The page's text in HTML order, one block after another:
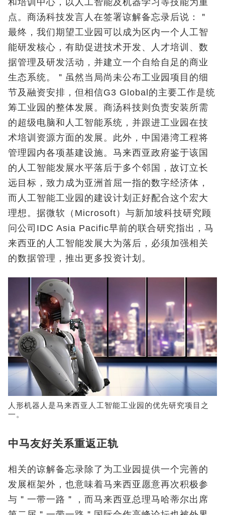
和培训中心，以人工智能及机器学习等技能为重
点。商汤科技发言人在签署谅解备忘录后说：＂
最终，我们期望工业园可以成为区内一个人工智
能研发核心，有助促进技术开发、人才培训、数
据管理及研发活动，并建立一个自给自足的商业
生态系统。＂虽然当局尚未公布工业园项目的细
节及融资安排，但相信G3 Global的主要工作是统
筹工业园的整体发展。商汤科技则负责安装所需
的超级电脑和人工智能系统，并跟进工业园在技
术培训资源方面的发展。此外，中国港湾工程将
管理园内各项基建设施。马来西亚政府鉴于该国
的人工智能发展水平落后于多个邻国，故订立长
远目标，致力成为亚洲首屈一指的数字经济体，
而人工智能工业园的建设计划正好配合这个宏大
理想。据微软（Microsoft）与新加坡科技研究顾
问公司IDC Asia Pacific早前的联合研究指出，马
来西亚的人工智能发展大为落后，必须加强相关
的数据管理，推出更多投资计划。
人形机器人是马来西亚人工智能工业园的优先研究项目之
一。
中马友好关系重返正轨
相关的谅解备忘录除了为工业园提供一个完善的
发展框架外，也意味着马来西亚愿意再次积极参
与＂一带一路＂，而马来西亚总理马哈蒂尔出席